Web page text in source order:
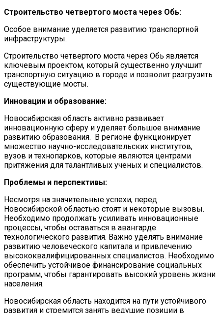
Строительство четвертого моста через Обь:
Особое внимание уделяется развитию транспортной
инфраструктуры.
Строительство четвертого моста через Обь является
ключевым проектом, который существенно улучшит
транспортную ситуацию в городе и позволит разгрузить
существующие мосты.
Инновации и образование:
Новосибирская область активно развивает
инновационную сферу и уделяет большое внимание
развитию образования. В регионе функционирует
множество научно-исследовательских институтов,
вузов и технопарков, которые являются центрами
притяжения для талантливых ученых и специалистов.
Проблемы и перспективы:
Несмотря на значительные успехи, перед
Новосибирской областью стоят и некоторые вызовы.
Необходимо продолжать усиливать инновационные
процессы, чтобы оставаться в авангарде
технологического развития. Важно уделять внимание
развитию человеческого капитала и привлечению
высококвалифицированных специалистов. Необходимо
обеспечить устойчивое финансирование социальных
программ, чтобы гарантировать высокий уровень жизни
населения.
Новосибирская область находится на пути устойчивого
развития и стремится занять ведущие позиции в